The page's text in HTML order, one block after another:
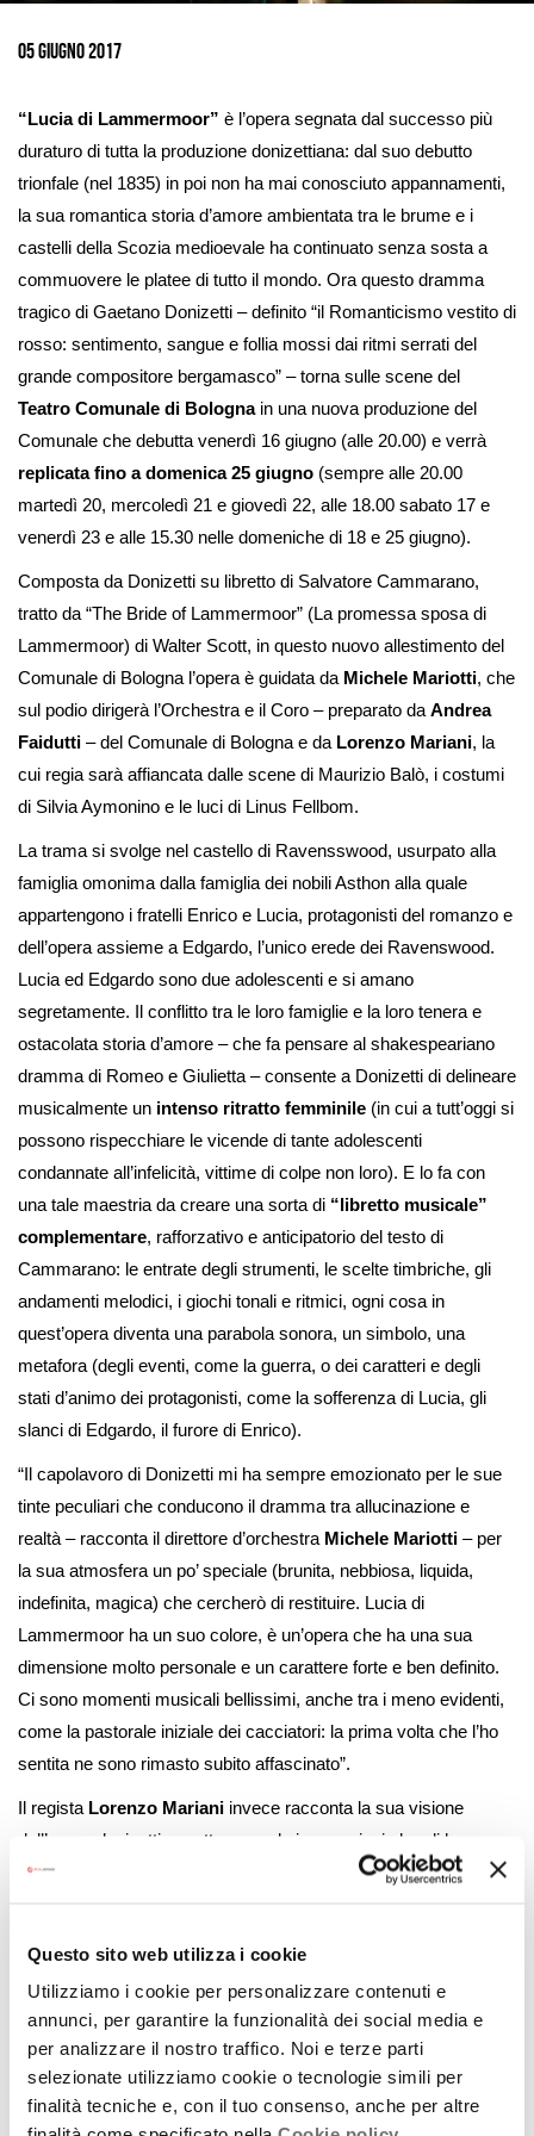
Questo sito web utilizza i cookie
Utilizziamo i cookie per personalizzare contenuti e
annunci, per garantire la funzionalità dei social media e
per analizzare il nostro traffico. Noi e terze parti
selezionate utilizziamo cookie o tecnologie simili per
finalità tecniche e, con il tuo consenso, anche per altre
05 giugno 2017
“Lucia di Lammermoor” è l’opera segnata dal successo più
duraturo di tutta la produzione donizettiana: dal suo debutto
trionfale (nel 1835) in poi non ha mai conosciuto appannamenti,
la sua romantica storia d’amore ambientata tra le brume e i
castelli della Scozia medioevale ha continuato senza sosta a
commuovere le platee di tutto il mondo. Ora questo dramma
tragico di Gaetano Donizetti – definito “il Romanticismo vestito di
rosso: sentimento, sangue e follia mossi dai ritmi serrati del
grande compositore bergamasco” – torna sulle scene del
Teatro Comunale di Bolognain una nuova produzione del
Comunale che debutta venerdì 16 giugno (alle 20.00) e verrà
replicata fino a domenica 25 giugno (sempre alle 20.00
martedì 20, mercoledì 21 e giovedì 22, alle 18.00 sabato 17 e
venerdì 23 e alle 15.30 nelle domeniche di 18 e 25 giugno).
Composta da Donizetti su libretto di Salvatore Cammarano,
tratto da “The Bride of Lammermoor” (La promessa sposa di
Lammermoor) di Walter Scott, in questo nuovo allestimento del
Comunale di Bologna l’opera è guidata da Michele Mariotti, che
sul podio dirigerà l’Orchestra e il Coro – preparato da Andrea
Faidutti – del Comunale di Bologna e da Lorenzo Mariani, la
cui regia sarà affiancata dalle scene di Maurizio Balò, i costumi
di Silvia Aymonino e le luci di Linus Fellbom.
La trama si svolge nel castello di Ravensswood, usurpato alla
famiglia omonima dalla famiglia dei nobili Asthon alla quale
appartengono i fratelli Enrico e Lucia, protagonisti del romanzo e
dell’opera assieme a Edgardo, l’unico erede dei Ravenswood.
Lucia ed Edgardo sono due adolescenti e si amano
segretamente. Il conflitto tra le loro famiglie e la loro tenera e
ostacolata storia d’amore – che fa pensare al shakespeariano
dramma di Romeo e Giulietta – consente a Donizetti di delineare
musicalmente un intenso ritratto femminile (in cui a tutt’oggi si
possono rispecchiare le vicende di tante adolescenti
condannate all’infelicità, vittime di colpe non loro). E lo fa con
una tale maestria da creare una sorta di “libretto musicale”
complementare, rafforzativo e anticipatorio del testo di
Cammarano: le entrate degli strumenti, le scelte timbriche, gli
andamenti melodici, i giochi tonali e ritmici, ogni cosa in
quest’opera diventa una parabola sonora, un simbolo, una
metafora (degli eventi, come la guerra, o dei caratteri e degli
stati d’animo dei protagonisti, come la sofferenza di Lucia, gli
slanci di Edgardo, il furore di Enrico).
“Il capolavoro di Donizetti mi ha sempre emozionato per le sue
tinte peculiari che conducono il dramma tra allucinazione e
realtà – racconta il direttore d’orchestra Michele Mariotti – per
la sua atmosfera un po’ speciale (brunita, nebbiosa, liquida,
indefinita, magica) che cercherò di restituire. Lucia di
Lammermoor ha un suo colore, è un’opera che ha una sua
dimensione molto personale e un carattere forte e ben definito.
Ci sono momenti musicali bellissimi, anche tra i meno evidenti,
come la pastorale iniziale dei cacciatori: la prima volta che l’ho
sentita ne sono rimasto subito affascinato”.
Il regista Lorenzo Mariani invece racconta la sua visione
dell’opera donizettiana attraverso le impressioni che gli ha
suscitato il celebre quadro di Sir John Everett Millais ispirato al
avvinti) finché vivono. Non potranno, in vita, essere mai
separati. Si vede, è chiaro… Avverto una tragedia incombente.
Leggo un amore così intenso e totale da escludere ogni
possibile separazione. Leggo anche un amore che vive di una
profonda – forse troppo profonda – unione di sentimenti. I due
protagonisti sembrano quasi simbiotici. Ma leggo ancora, nei